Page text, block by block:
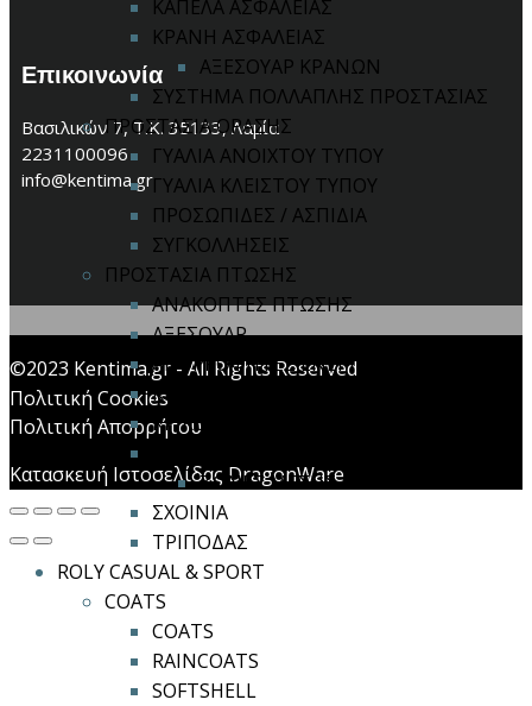
ΚΑΠΕΛΑ ΑΣΦΑΛΕΙΑΣ
ΚΡΑΝΗ ΑΣΦΑΛΕΙΑΣ
ΑΞΕΣΟΥΑΡ ΚΡΑΝΩΝ
ΣΥΣΤΗΜΑ ΠΟΛΛΑΠΛΗΣ ΠΡΟΣΤΑΣΙΑΣ
ΠΡΟΣΤΑΣΙΑ ΟΡΑΣΗΣ
ΓΥΑΛΙΑ ΑΝΟΙΧΤΟΥ ΤΥΠΟΥ
ΓΥΑΛΙΑ ΚΛΕΙΣΤΟΥ ΤΥΠΟΥ
ΠΡΟΣΩΠΙΔΕΣ / ΑΣΠΙΔΙΑ
ΣΥΓΚΟΛΛΗΣΕΙΣ
ΠΡΟΣΤΑΣΙΑ ΠΤΩΣΗΣ
ΑΝΑΚΟΠΤΕΣ ΠΤΩΣΗΣ
ΑΞΕΣΟΥΑΡ
ΑΠΟΡΡΟΦΗΤΕΣ ΕΝΕΡΓΕΙΑΣ
ΚΙΤ ΠΤΩΣΗΣ
ΚΡΙΚΟΙ / ΓΑΝΤΖΟΙ
ΖΩΝΕΣ ΜΕΣΗΣ
ΣΧΟΙΝΙΑ
ΤΡΙΠΟΔΑΣ
ROLY CASUAL & SPORT
COATS
COATS
RAINCOATS
SOFTSHELL
Επικοινωνία
Βασιλικών 7, Τ.Κ. 35133, Λαμία
2231100096
info@kentima.gr
©2023 Kentima.gr - All Rights Reserved
Πολιτική Cookies
Πολιτική Απορρήτου
Κατασκευή Ιστοσελίδας DragonWare